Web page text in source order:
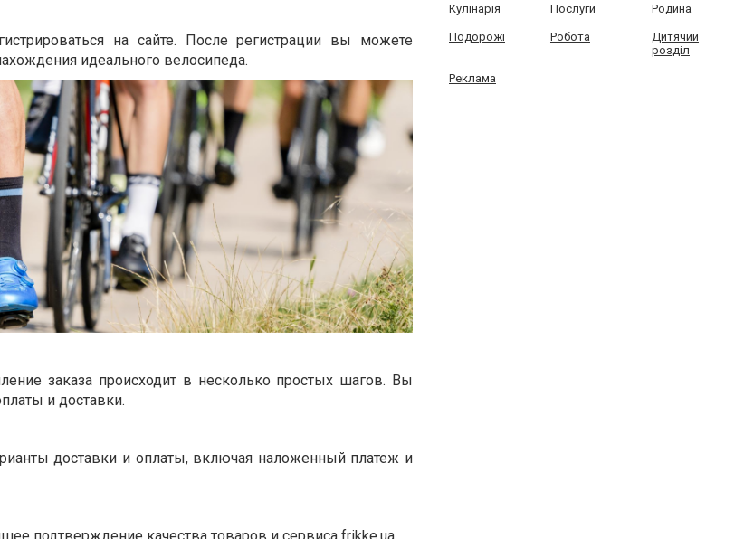
на сайте. После регистрации вы можете
идеального велосипеда.
заказа происходит в несколько простых шагов. Вы
и доставки.
доставки и оплаты, включая наложенный платеж и
Кулінарія Послуги Родина
Подорожі Робота
Дитячий
розділ
Реклама